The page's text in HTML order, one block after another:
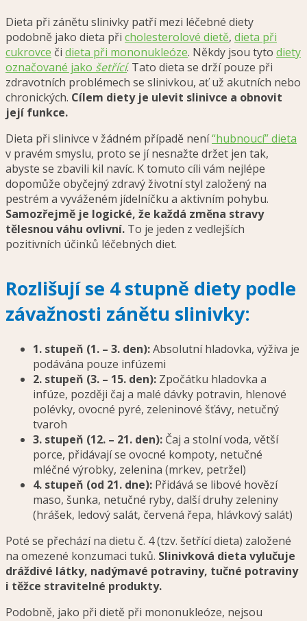
Dieta při zánětu slinivky patří mezi léčebné diety
podobně jako dieta při cholesterolové dietě, dieta při
cukrovce či dieta při mononukleóze. Někdy jsou tyto diety
označované jako šetřící. Tato dieta se drží pouze při
zdravotních problémech se slinivkou, ať už akutních nebo
chronických. Cílem diety je ulevit slinivce a obnovit
její funkce.
Dieta při slinivce v žádném případě není“hubnoucí” dieta
v pravém smyslu, proto se jí nesnažte držet jen tak,
abyste se zbavili kil navíc. K tomuto cíli vám nejlépe
dopomůže obyčejný zdravý životní styl založený na
pestrém a vyváženém jídelníčku a aktivním pohybu.
Samozřejmě je logické, že každá změna stravy
tělesnou váhu ovlivní. To je jeden z vedlejších
pozitivních účinků léčebných diet.
Rozlišují se 4 stupně diety podle
závažnosti zánětu slinivky:
1. stupeň (1. – 3. den):Absolutní hladovka, výživa je
podávána pouze infúzemi
2. stupeň (3. – 15. den): Zpočátku hladovka a
infúze, později čaj a malé dávky potravin, hlenové
polévky, ovocné pyré, zeleninové šťávy, netučný
tvaroh
3. stupeň (12. – 21. den): Čaj a stolní voda, větší
porce, přidávají se ovocné kompoty, netučné
mléčné výrobky, zelenina (mrkev, petržel)
4. stupeň (od 21. dne): Přidává se libové hovězí
maso, šunka, netučné ryby, další druhy zeleniny
(hrášek, ledový salát, červená řepa, hlávkový salát)
Poté se přechází na dietu č. 4 (tzv. šetřící dieta) založené
na omezené konzumaci tuků. Slinivková dieta vylučuje
dráždivé látky, nadýmavé potraviny, tučné potraviny
i těžce stravitelné produkty.
Podobně, jako při dietě při mononukleóze, nejsou